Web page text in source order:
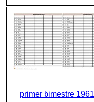
primer bimestre 1961